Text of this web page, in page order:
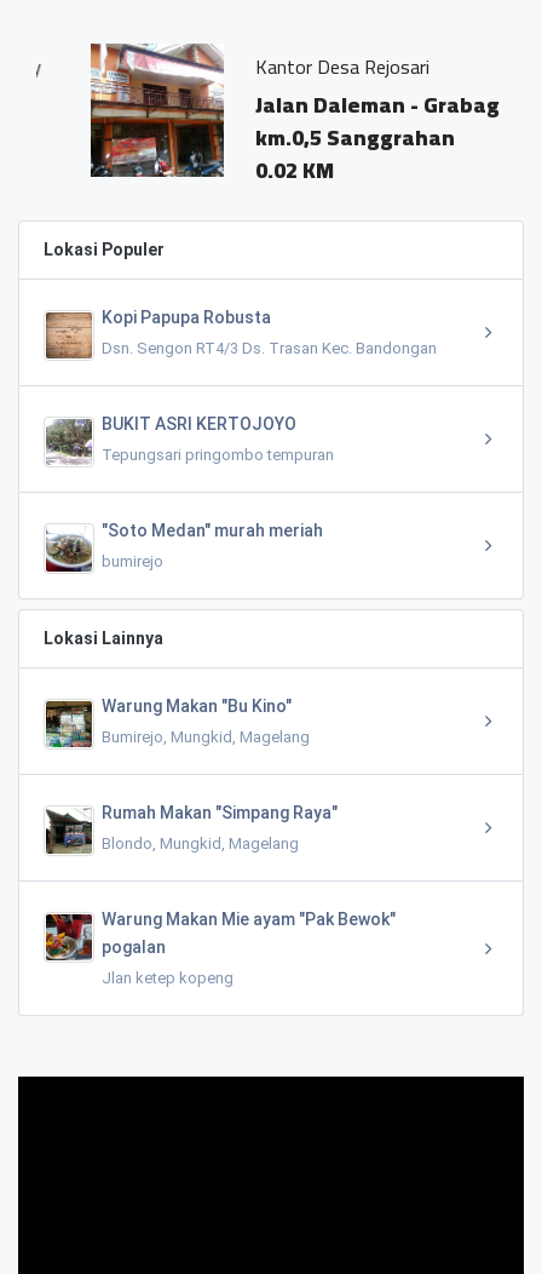
Kantor Desa Rejosari
Jalan Daleman - Grabag
km.0,5 Sanggrahan
0.02 KM
Lokasi Populer
Kopi Papupa Robusta
Dsn. Sengon RT4/3 Ds. Trasan Kec. Bandongan
BUKIT ASRI KERTOJOYO
Tepungsari pringombo tempuran
"Soto Medan" murah meriah
bumirejo
Lokasi Lainnya
Warung Makan "Bu Kino"
Bumirejo, Mungkid, Magelang
Rumah Makan "Simpang Raya"
Blondo, Mungkid, Magelang
Warung Makan Mie ayam "Pak Bewok"
pogalan
Jlan ketep kopeng